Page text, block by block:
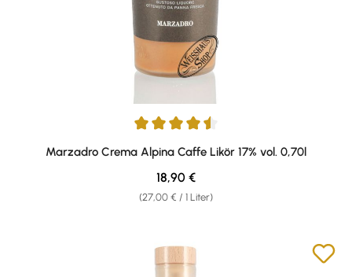
Durchschnittliche Bewertung von 4.38 von 5 Sternen
Marzadro Crema Alpina Caffe Likör 17% vol. 0,70l
(27,00 € / 1 Liter)
Regulärer Preis:
18,90 €